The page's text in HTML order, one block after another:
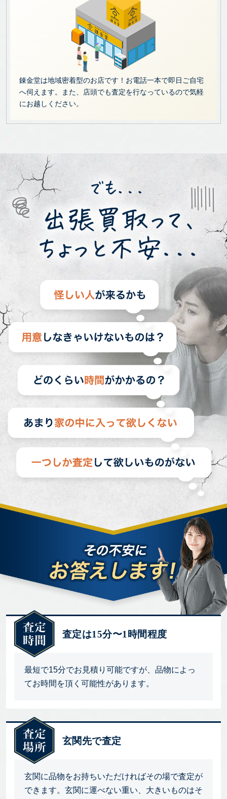
錬金堂は地域密着型のお店です！お電話一本で即日ご自宅
へ伺えます。また、店頭でも査定を行なっているので気軽
にお越しください。
査定は15分〜1時間程度
最短で15分でお見積り可能ですが、品物によっ
てお時間を頂く可能性があります。
玄関先で査定
玄関に品物をお持ちいただければその場で査定が
できます。玄関に運べない重い、大きいものはそ